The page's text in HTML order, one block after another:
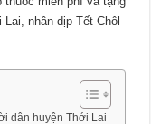
nhân dịp Tết Chôl
dân huyện Thới Lai